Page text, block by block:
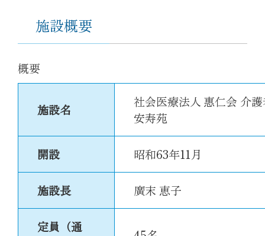
施設概要
概要
施設名
社会医療法人 惠仁会 介
安寿苑
開設 昭和63年11月
施設長 廣末 恵子
定員（通